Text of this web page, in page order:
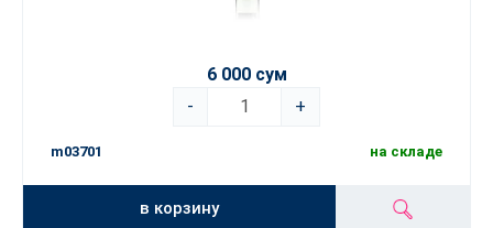
6 000 сум
-
+
m03701 на складе
в корзину